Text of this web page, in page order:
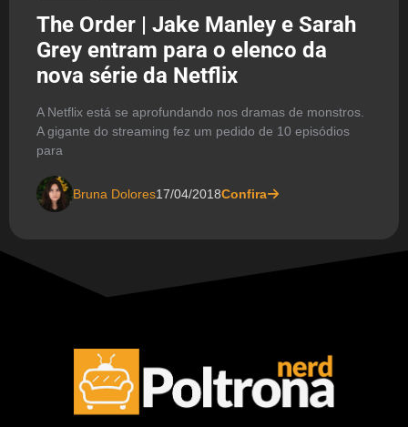
The Order | Jake Manley e Sarah
Grey entram para o elenco da
nova série da Netflix
A Netflix está se aprofundando nos dramas de monstros.
A gigante do streaming fez um pedido de 10 episódios
para
Bruna Dolores17/04/2018Confira